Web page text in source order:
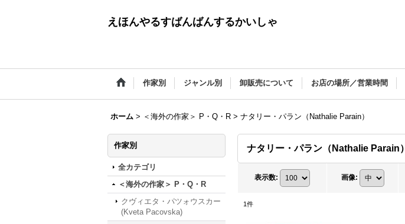
えほんやるすばんばんするかいしゃ
作家別 ジャンル別 卸販売について お店の場所／営業時間
ホーム > ＜海外の作家＞ P・Q・R > ナタリー・パラン（Nathalie Parain）
作家別
全カテゴリ
＜海外の作家＞ P・Q・R
クヴィエタ・パツォウスカー
(Kveta Pacovska)
ナタリー・パラン（Nathalie Parain）
表示数: 画像:
1件